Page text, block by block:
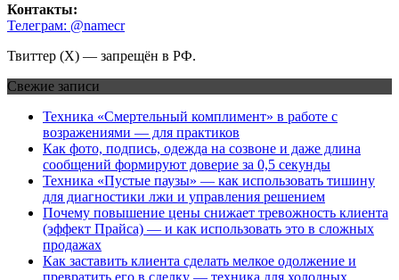
Контакты:
Телеграм: @namecr
Твиттер (Х) — запрещён в РФ.
Свежие записи
Техника «Смертельный комплимент» в работе с
возражениями — для практиков
Как фото, подпись, одежда на созвоне и даже длина
сообщений формируют доверие за 0,5 секунды
Техника «Пустые паузы» — как использовать тишину
для диагностики лжи и управления решением
Почему повышение цены снижает тревожность клиента
(эффект Прайса) — и как использовать это в сложных
продажах
Как заставить клиента сделать мелкое одолжение и
превратить его в сделку — техника для холодных